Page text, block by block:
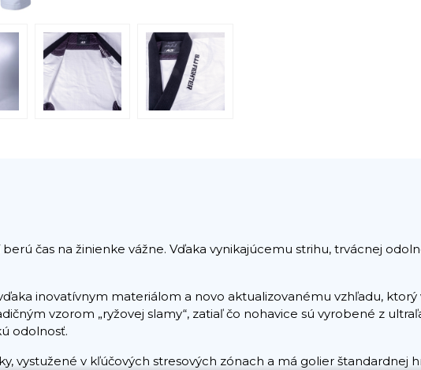
čas na žinienke vážne. Vďaka vynikajúcemu strihu, trvácnej
inovatívnym materiálom a novo aktualizovanému vzhľadu,
vzorom „ryžovej slamy“, zatiaľ čo nohavice sú vyrobené z
odolnosť.
vystužené v kľúčových stresových zónach a má golier štandardnej